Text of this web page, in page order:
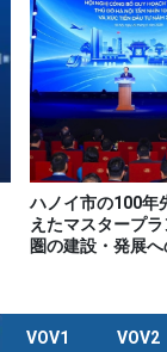
ハノイ市の100年
えたマスタープ
圏の建設・発展
VOV1 VOV2